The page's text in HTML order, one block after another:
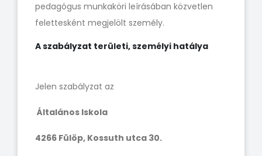
pedagógus munkaköri leírásában közvetlen
felettesként megjelölt személy.
A szabályzat területi, személyi hatálya
Jelen szabályzat az
Általános Iskola
4266 Fülöp, Kossuth utca 30.